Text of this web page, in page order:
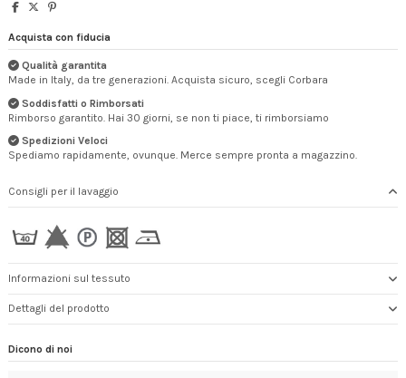
Acquista con fiducia
Qualità garantita
Made in Italy, da tre generazioni. Acquista sicuro, scegli Corbara
Soddisfatti o Rimborsati
Rimborso garantito. Hai 30 giorni, se non ti piace, ti rimborsiamo
Spedizioni Veloci
Spediamo rapidamente, ovunque. Merce sempre pronta a magazzino.
Consigli per il lavaggio
Informazioni sul tessuto
Dettagli del prodotto
Dicono di noi